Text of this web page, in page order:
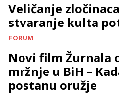
Veličanje
stvaranje kulta
FORUM
Novi film Žurnala
mržnje u BiH –
postanu oružje